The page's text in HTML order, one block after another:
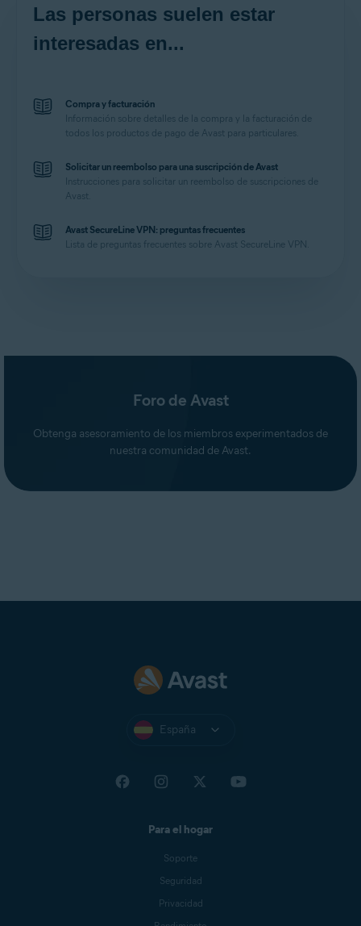
Las personas suelen estar
interesadas en...
Compra y facturación
Información sobre detalles de la compra y la facturación de
todos los productos de pago de Avast para particulares.
Solicitar un reembolso para una suscripción de Avast
Instrucciones para solicitar un reembolso de suscripciones de
Avast.
Avast SecureLine VPN: preguntas frecuentes
Lista de preguntas frecuentes sobre Avast SecureLine VPN.
Foro de Avast
Obtenga asesoramiento de los miembros experimentados de
nuestra comunidad de Avast.
España
Para el hogar
Soporte
Seguridad
Privacidad